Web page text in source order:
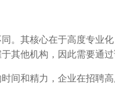
。其核心在于高度专业
其他机构，因此需要通
间和精力，企业在招聘